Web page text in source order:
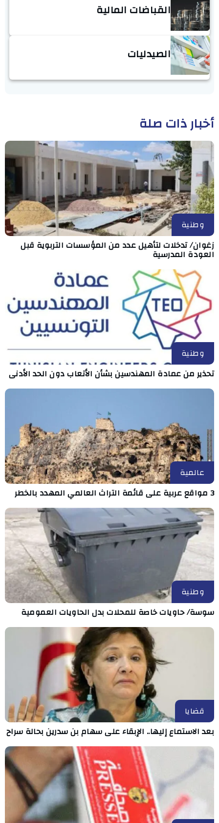
القباضات المالية
الصيدليات
أخبار ذات صلة
وطنية
زغوان/ تدخلات لتأهيل عدد من المؤسسات التربوية قبل
العودة المدرسية
وطنية
تحذير من عمادة المهندسين بشأن الأتعاب دون الحد الأدنى
عالمية
3 مواقع عربية على قائمة التراث العالمي المهدد بالخطر
وطنية
سوسة/ حاويات خاصة للمحلات بدل الحاويات العمومية
قضايا
بعد الاستماع إليها.. الإبقاء على سهام بن سدرين بحالة سراح